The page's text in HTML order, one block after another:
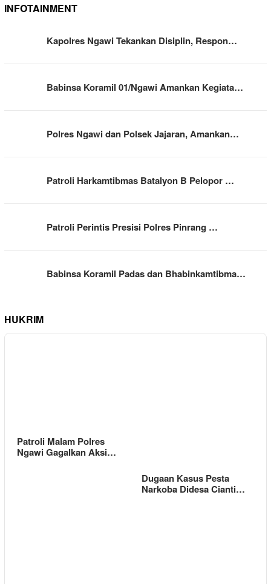
INFOTAINMENT
Kapolres Ngawi Tekankan Disiplin, Respon…
Babinsa Koramil 01/Ngawi Amankan Kegiata…
Polres Ngawi dan Polsek Jajaran, Amankan…
Patroli Harkamtibmas Batalyon B Pelopor …
Patroli Perintis Presisi Polres Pinrang …
Babinsa Koramil Padas dan Bhabinkamtibma…
HUKRIM
Patroli Malam Polres
Ngawi Gagalkan Aksi…
Dugaan Kasus Pesta
Narkoba Didesa Cianti…